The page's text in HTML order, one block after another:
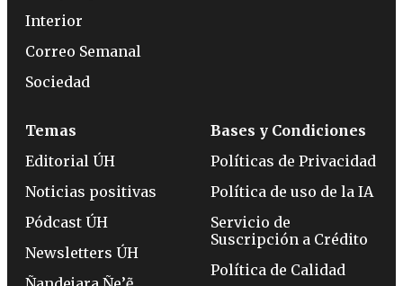
Interior
Correo Semanal
Sociedad
Temas
Editorial ÚH
Noticias positivas
Pódcast ÚH
Newsletters ÚH
Bases y Condiciones
Políticas de Privacidad
Política de uso de la IA
Servicio de
Suscripción a Crédito
Política de Calidad